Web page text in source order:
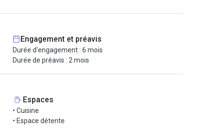
et assis et deux isoloirs téléphoniques.
entrepreneurs locaux. Ce sera l’occasion idéale de
Engagement et préavis
Durée d'engagement : 6 mois
Durée de préavis : 2 mois
Espaces
• Cuisine
• Espace détente